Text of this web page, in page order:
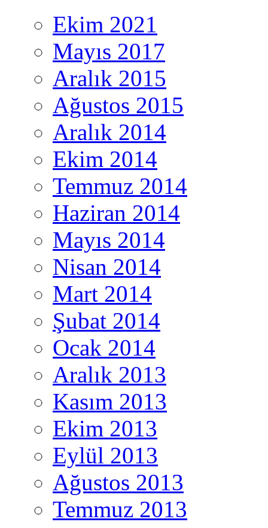
Ekim 2021
Mayıs 2017
Aralık 2015
Ağustos 2015
Aralık 2014
Ekim 2014
Temmuz 2014
Haziran 2014
Mayıs 2014
Nisan 2014
Mart 2014
Şubat 2014
Ocak 2014
Aralık 2013
Kasım 2013
Ekim 2013
Eylül 2013
Ağustos 2013
Temmuz 2013